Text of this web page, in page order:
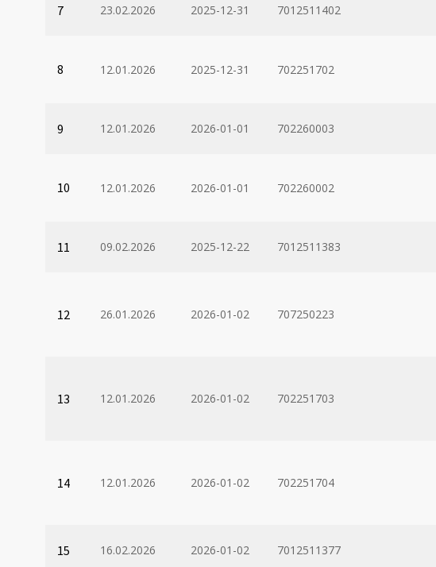
7 23.02.2026 2025-12-31 7012511402
8 12.01.2026 2025-12-31 702251702
9 12.01.2026 2026-01-01 702260003
10 12.01.2026 2026-01-01 702260002
11 09.02.2026 2025-12-22 7012511383
12 26.01.2026 2026-01-02 707250223
13 12.01.2026 2026-01-02 702251703
14 12.01.2026 2026-01-02 702251704
15 16.02.2026 2026-01-02 7012511377